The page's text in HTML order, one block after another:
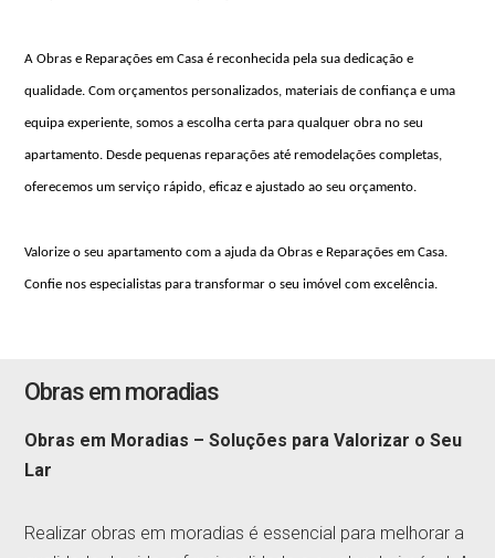
AObras e Reparações em Casa é reconhecida pela sua dedicação e
qualidade. Com orçamentos personalizados, materiais de confiança e uma
equipa experiente, somos a escolha certa para qualquer obra no seu
apartamento. Desde pequenas reparações até remodelações completas,
oferecemos um serviço rápido, eficaz e ajustado ao seu orçamento.
Valorize o seu apartamento com a ajuda daObras e Reparações em Casa.
Confie nos especialistas para transformar o seu imóvel com excelência.
Obras em moradias
Obras em Moradias – Soluções para Valorizar o Seu
Lar
Realizar obras em moradias é essencial para melhorar a